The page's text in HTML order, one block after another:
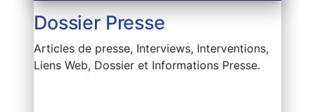
Dossier Presse
Articles de presse, Interviews, Interventions,
Liens Web, Dossier et Informations Presse.